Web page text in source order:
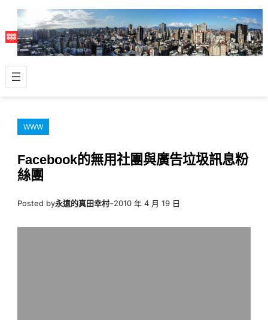
主
容
WWW
Facebook的無用社團與廣告垃圾訊息粉
絲團
Posted by永遠的真田幸村–2010 年 4 月 19 日